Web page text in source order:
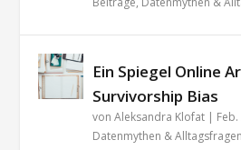
Ein Spiegel Online
Survivorship Bias
vonAleksandra Klofat |
Datenmythen & Alltagsfragen